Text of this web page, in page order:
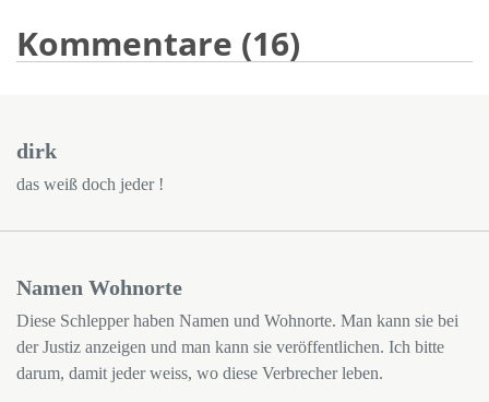
Kommentare (16)
dirk
das weiß doch jeder !
Namen Wohnorte
Diese Schlepper haben Namen und Wohnorte. Man kann sie bei
der Justiz anzeigen und man kann sie veröffentlichen. Ich bitte
darum, damit jeder weiss, wo diese Verbrecher leben.